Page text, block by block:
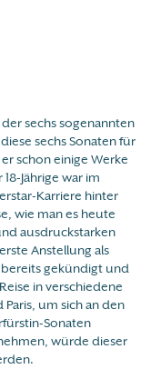
sechs sogenannten
sechs Sonaten für
schon einige Werke
Jährige war im
Karriere hinter
wie man es heute
ausdruckstarken
Anstellung als
gekündigt und
in verschiedene
um sich an den
Sonaten
würde dieser